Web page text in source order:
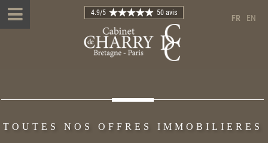
FR EN
4.9/5 50 avis
TOUTES NOS OFFRES IMMOBILIERES